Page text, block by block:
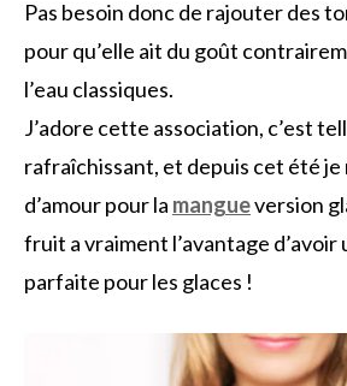
Pas besoin donc de rajouter des
pour qu’elle ait du goût
l’eau classiques.
J’adore cette association, c’est
rafraîchissant, et depuis cet été je
d’amour pour la mangueversion
fruit a vraiment l’avantage
parfaite pour les glaces !